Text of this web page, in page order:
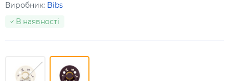
Виробник: Bibs
В наявності